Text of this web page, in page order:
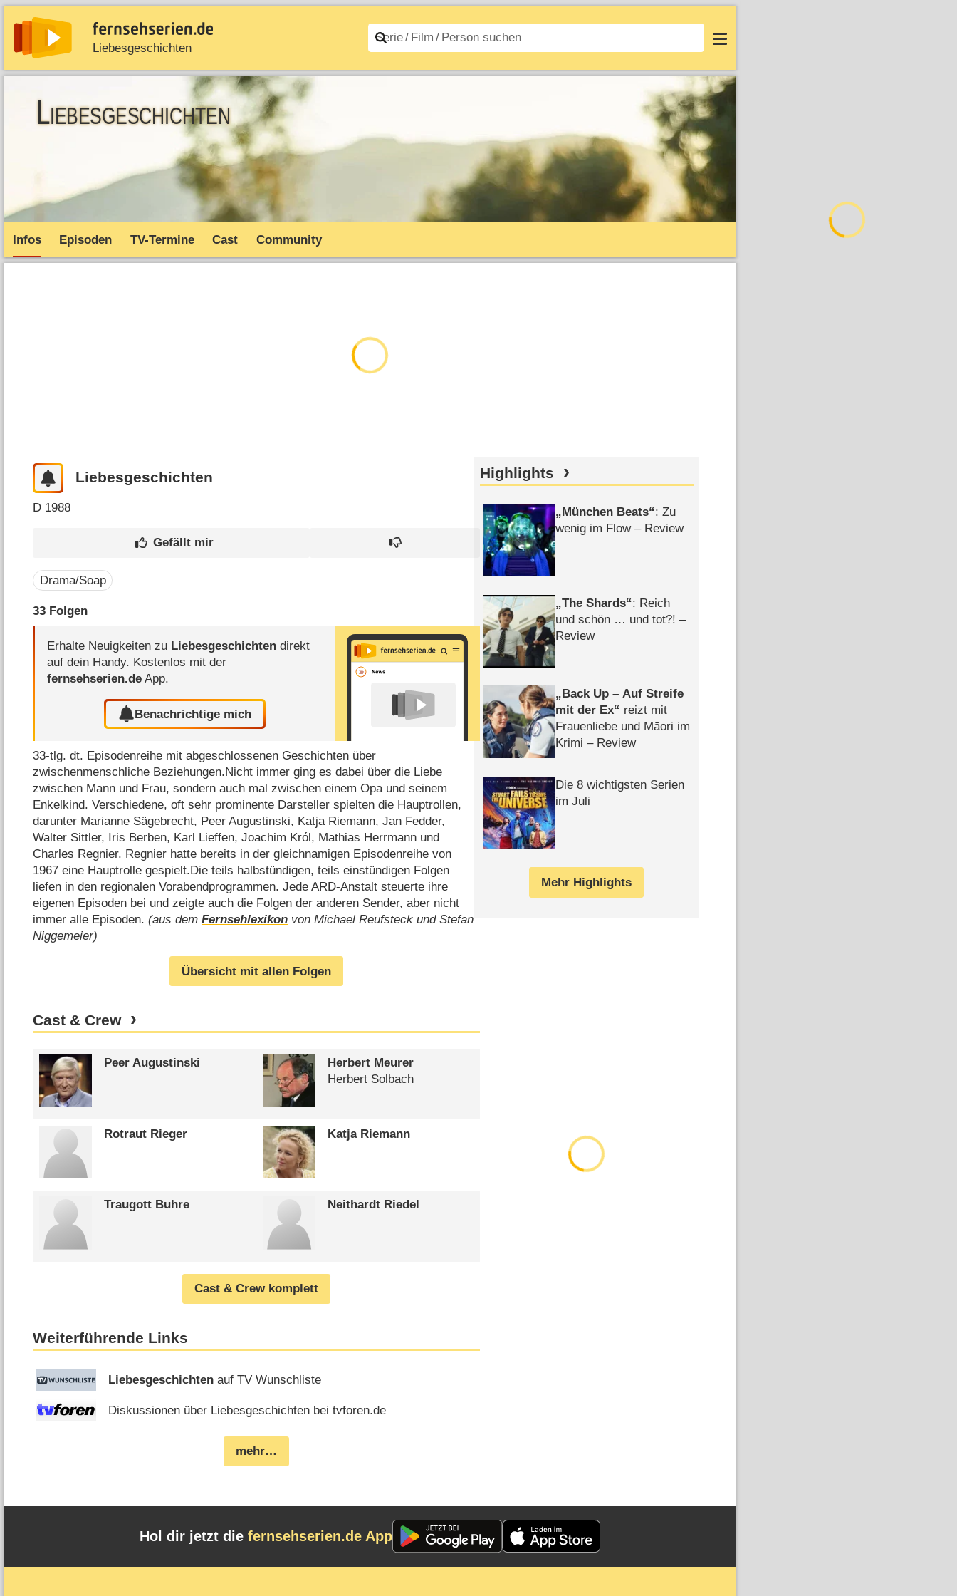
Liebesgeschichten
News Entdecken Streaming Filme A–Z Login
Liebesgeschichten
Infos Episoden TV-Termine Cast Community
Liebesgeschichten
D 1988
Drama/Soap
33 Folgen
Erhalte Neuigkeiten zu Liebesgeschichten direkt
auf dein Handy. Kostenlos mit der
fernsehserien.de App.
Benachrichtige mich
33-tlg. dt. Episodenreihe mit abgeschlossenen Geschichten über
zwischenmenschliche Beziehungen.Nicht immer ging es dabei über die Liebe
zwischen Mann und Frau, sondern auch mal zwischen einem Opa und seinem
Enkelkind. Verschiedene, oft sehr prominente Darsteller spielten die Hauptrollen,
darunter Marianne Sägebrecht, Peer Augustinski, Katja Riemann, Jan Fedder,
Walter Sittler, Iris Berben, Karl Lieffen, Joachim Król, Mathias Herrmann und
Charles Regnier. Regnier hatte bereits in der gleichnamigen Episodenreihe von
1967 eine Hauptrolle gespielt.Die teils halbstündigen, teils einstündigen Folgen
liefen in den regionalen Vorabendprogrammen. Jede ARD-Anstalt steuerte ihre
eigenen Episoden bei und zeigte auch die Folgen der anderen Sender, aber nicht
immer alle Episoden.(aus demFernsehlexikon von Michael Reufsteck und Stefan
Niggemeier)
Übersicht mit allen Folgen
Cast & Crew
Peer Augustinski
Herbert Meurer
Herbert Solbach
Rotraut Rieger Katja Riemann
Traugott Buhre Neithardt Riedel
Cast & Crew komplett
Weiterführende Links
Liebesgeschichten auf TV Wunschliste
Diskussionen über Liebesgeschichten bei tvforen.de
mehr…
Highlights
München Beats : Zu
wenig im Flow – Review
The Shards : Reich
und schön … und tot?! –
Review
Back Up – Auf Streife
mit der Ex
reizt mit
Frauenliebe und Māori im
Krimi – Review
Die 8 wichtigsten Serien
im Juli
Mehr Highlights
Hol dir jetzt die fernsehserien.de App